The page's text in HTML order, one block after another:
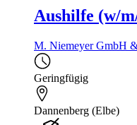
Aushilfe (w/
M. Niemeyer GmbH
Geringfügig
Dannenberg (Elbe)